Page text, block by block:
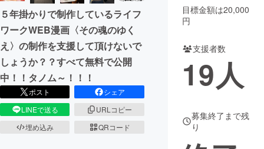
まちづくり・地域活性化
CAMPFIRE for Social Good
CAMPFIRE Creation
CAMPFIREふるさと納税
コミュニティ
５年掛かりで制作しているライフ
ワークWEB漫画〈その魂のゆく
え〉の制作を支援して頂けないで
しょうか？？すべて無料で公開
中！！タノム～！！！
ポスト
シェア
LINEで送る
URLコピー
埋め込み
QRコード
目標金額は20,000
円
支援者数
19人
募集終了まで残
り